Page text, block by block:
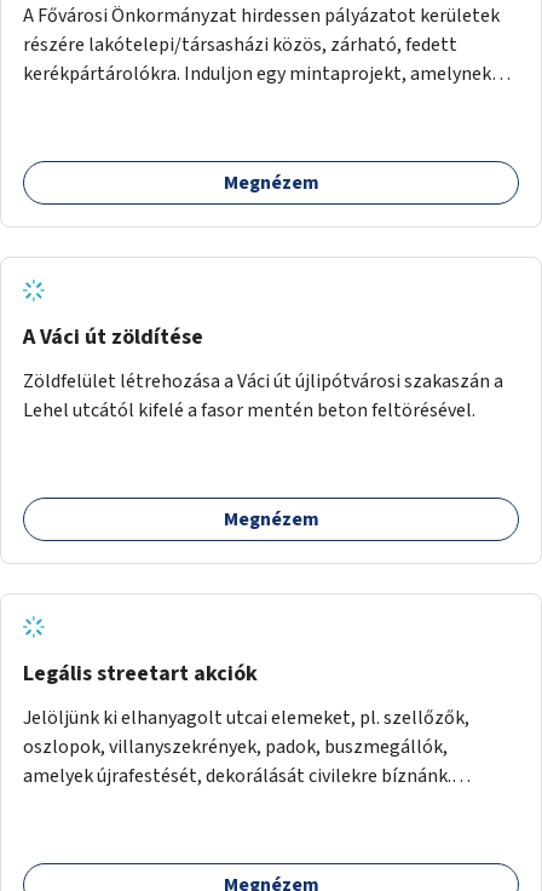
A Fővárosi Önkormányzat hirdessen pályázatot kerületek
részére lakótelepi/társasházi közös, zárható, fedett
kerékpártárolókra. Induljon egy mintaprojekt, amelynek
Megnézem
A Váci út zöldítése
Zöldfelület létrehozása a Váci út újlipótvárosi szakaszán a
Lehel utcától kifelé a fasor mentén beton feltörésével.
Megnézem
Legális streetart akciók
Jelöljünk ki elhanyagolt utcai elemeket, pl. szellőzők,
oszlopok, villanyszekrények, padok, buszmegállók,
amelyek újrafestését, dekorálását civilekre bíznánk.
Megnézem